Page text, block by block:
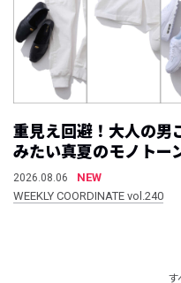
重見え回避！大人の男
みたい真夏のモノトー
2026.08.06
NEW
WEEKLY COORDINATE vol.240
す